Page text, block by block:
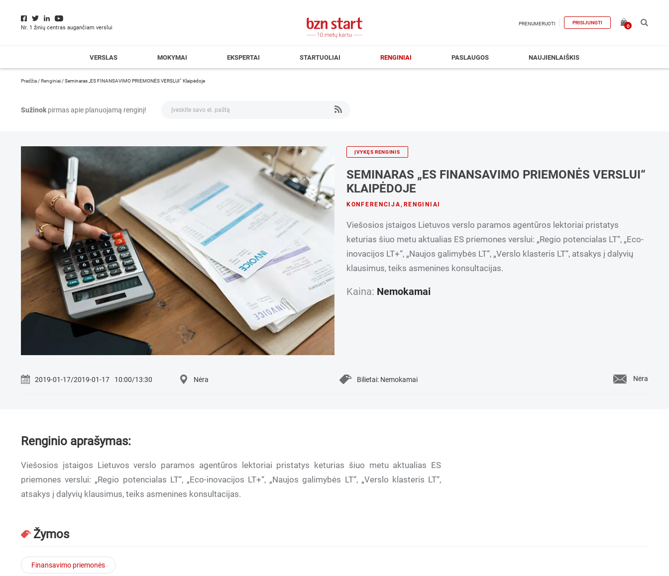
Nr. 1 žinių centras augančiam verslui
PRENUMERUOTI PRISIJUNGTI
0
VERSLAS MOKYMAI EKSPERTAI STARTUOLIAI RENGINIAI PASLAUGOS NAUJIENLAIŠKIS
Pradžia /Renginiai /Seminaras „ES FINANSAVIMO PRIEMONĖS VERSLUI“ Klaipėdoje
Sužinok pirmas apie planuojamą renginį!
ĮVYKĘS RENGINIS
SEMINARAS „ES FINANSAVIMO PRIEMONĖS VERSLUI“
KLAIPĖDOJE
KONFERENCIJA, RENGINIAI
Viešosios įstaigos Lietuvos verslo paramos agentūros lektoriai pristatys
keturias šiuo metu aktualias ES priemones verslui: „Regio potencialas LT“, „Eco-
inovacijos LT+“, „Naujos galimybės LT“, „Verslo klasteris LT“, atsakys į dalyvių
klausimus, teiks asmenines konsultacijas.
Kaina: Nemokamai
2019-01-17/2019-01-17 10:00/13:30 Nėra Bilietai: Nemokamai Nėra
Renginio aprašymas:
Viešosios įstaigos Lietuvos verslo paramos agentūros lektoriai pristatys keturias šiuo metu aktualias ES
priemones verslui: „Regio potencialas LT“, „Eco-inovacijos LT+“, „Naujos galimybės LT“, „Verslo klasteris LT“,
atsakys į dalyvių klausimus, teiks asmenines konsultacijas.
Žymos
Finansavimo priemonės